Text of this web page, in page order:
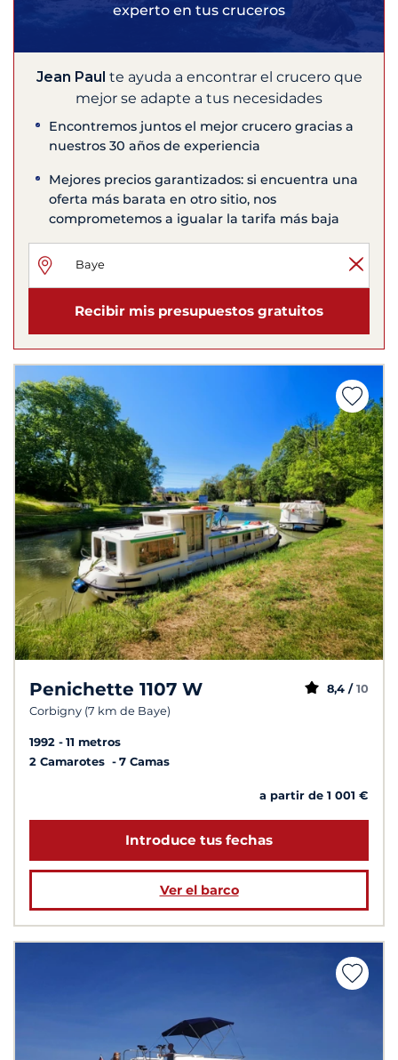
experto en tus cruceros
Jean Paul te ayuda a encontrar el crucero que
mejor se adapte a tus necesidades
Encontremos juntos el mejor crucero gracias a
nuestros 30 años de experiencia
Mejores precios garantizados: si encuentra una
oferta más barata en otro sitio, nos
comprometemos a igualar la tarifa más baja
Recibir mis presupuestos gratuitos
Penichette 1107 W
Corbigny (7 km de Baye)
8,4 / 10
1992
11 metros
2 Camarotes
7 Camas
a partir de 1 001 €
Introduce tus fechas
Ver el barco